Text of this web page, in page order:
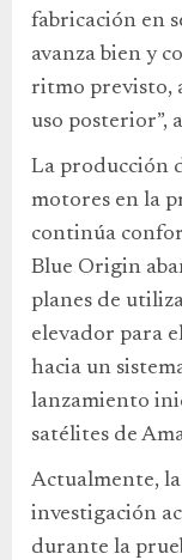
fabricación en
avanza bien y
ritmo previsto,
uso posterior”,
La producción
motores en la
continúa
Blue Origin
planes de
elevador para
hacia un
lanzamiento
satélites de
Actualmente,
investigación
durante la